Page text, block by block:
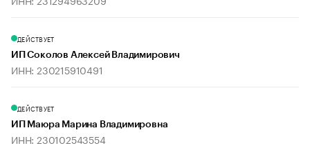
ДЕЙСТВУЕТ
ИП Соколов Алексей Владимирович
ИНН: 230215910491
ДЕЙСТВУЕТ
ИП Маюра Марина Владимировна
ИНН: 230102543554